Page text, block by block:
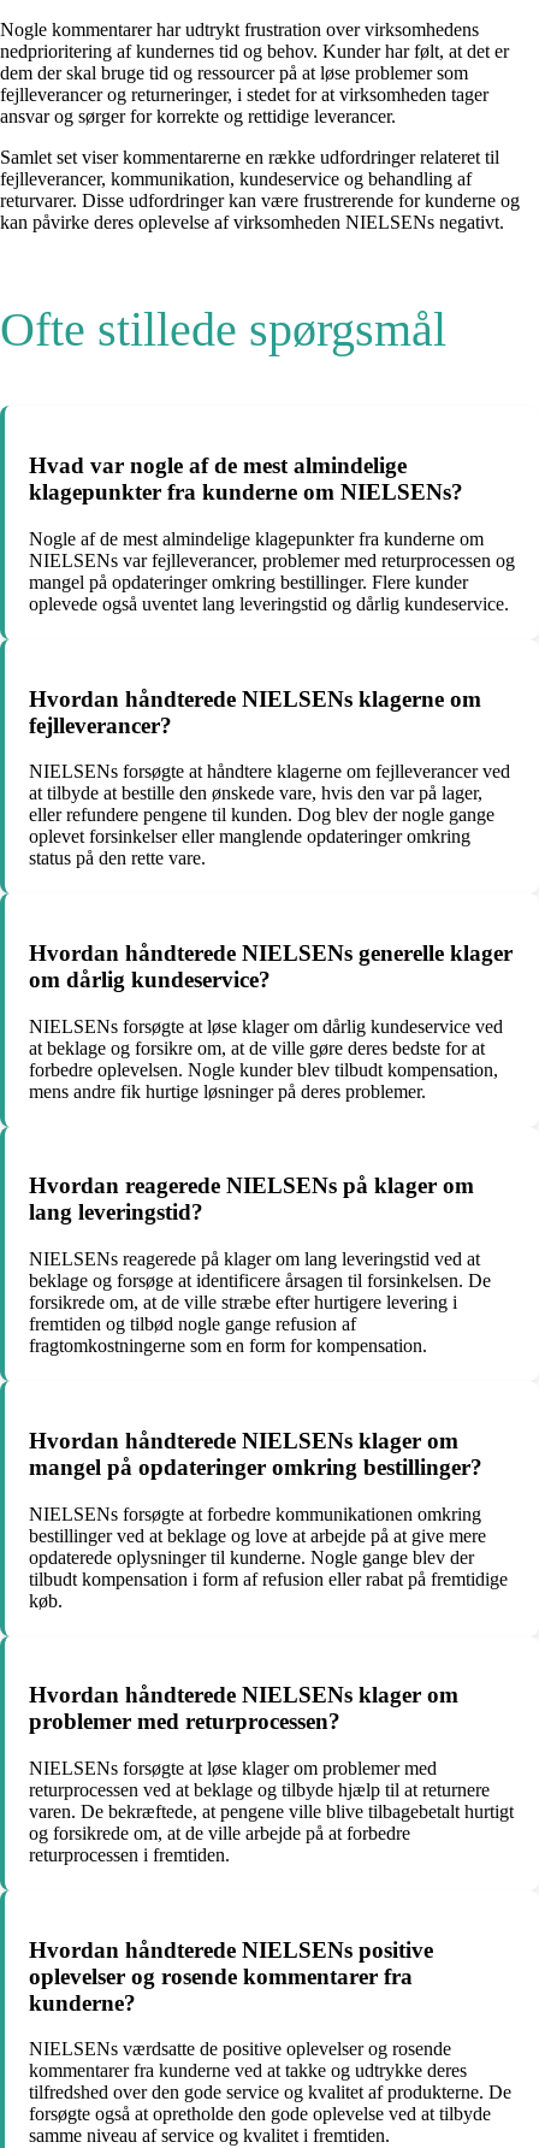
Nogle kommentarer har udtrykt frustration over virksomhedens
nedprioritering af kundernes tid og behov. Kunder har følt, at det er
dem der skal bruge tid og ressourcer på at løse problemer som
fejlleverancer og returneringer, i stedet for at virksomheden tager
ansvar og sørger for korrekte og rettidige leverancer.
Samlet set viser kommentarerne en række udfordringer relateret til
fejlleverancer, kommunikation, kundeservice og behandling af
returvarer. Disse udfordringer kan være frustrerende for kunderne og
kan påvirke deres oplevelse af virksomheden NIELSENs negativt.
Ofte stillede spørgsmål
Hvad var nogle af de mest almindelige
klagepunkter fra kunderne om NIELSENs?
Nogle af de mest almindelige klagepunkter fra kunderne om
NIELSENs var fejlleverancer, problemer med returprocessen og
mangel på opdateringer omkring bestillinger. Flere kunder
oplevede også uventet lang leveringstid og dårlig kundeservice.
Hvordan håndterede NIELSENs klagerne om
fejlleverancer?
NIELSENs forsøgte at håndtere klagerne om fejlleverancer ved
at tilbyde at bestille den ønskede vare, hvis den var på lager,
eller refundere pengene til kunden. Dog blev der nogle gange
oplevet forsinkelser eller manglende opdateringer omkring
status på den rette vare.
Hvordan håndterede NIELSENs generelle klager
om dårlig kundeservice?
NIELSENs forsøgte at løse klager om dårlig kundeservice ved
at beklage og forsikre om, at de ville gøre deres bedste for at
forbedre oplevelsen. Nogle kunder blev tilbudt kompensation,
mens andre fik hurtige løsninger på deres problemer.
Hvordan reagerede NIELSENs på klager om
lang leveringstid?
NIELSENs reagerede på klager om lang leveringstid ved at
beklage og forsøge at identificere årsagen til forsinkelsen. De
forsikrede om, at de ville stræbe efter hurtigere levering i
fremtiden og tilbød nogle gange refusion af
fragtomkostningerne som en form for kompensation.
Hvordan håndterede NIELSENs klager om
mangel på opdateringer omkring bestillinger?
NIELSENs forsøgte at forbedre kommunikationen omkring
bestillinger ved at beklage og love at arbejde på at give mere
opdaterede oplysninger til kunderne. Nogle gange blev der
tilbudt kompensation i form af refusion eller rabat på fremtidige
køb.
Hvordan håndterede NIELSENs klager om
problemer med returprocessen?
NIELSENs forsøgte at løse klager om problemer med
returprocessen ved at beklage og tilbyde hjælp til at returnere
varen. De bekræftede, at pengene ville blive tilbagebetalt hurtigt
og forsikrede om, at de ville arbejde på at forbedre
returprocessen i fremtiden.
Hvordan håndterede NIELSENs positive
oplevelser og rosende kommentarer fra
kunderne?
NIELSENs værdsatte de positive oplevelser og rosende
kommentarer fra kunderne ved at takke og udtrykke deres
tilfredshed over den gode service og kvalitet af produkterne. De
forsøgte også at opretholde den gode oplevelse ved at tilbyde
samme niveau af service og kvalitet i fremtiden.